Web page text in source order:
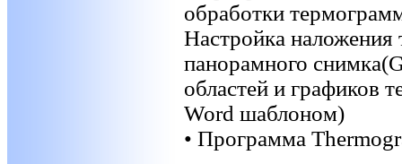
обработки
Настройка наложения
панорамного
областей и графиков
Word шаблоном)
• Программа